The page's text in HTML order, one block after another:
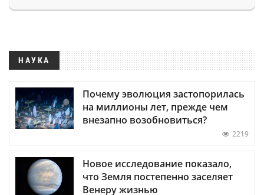
НАУКА
Почему эволюция застопорилась
на миллионы лет, прежде чем
внезапно возобновиться?
2219
Новое исследование показало,
что Земля постепенно заселяет
Венеру жизнью